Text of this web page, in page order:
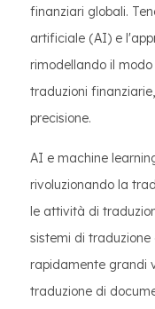
finanziari globali.
artificiale (AI) e
rimodellando il
traduzioni
precisione.
AI e machine
rivoluzionando la
le attività di
sistemi di
rapidamente grandi
traduzione di